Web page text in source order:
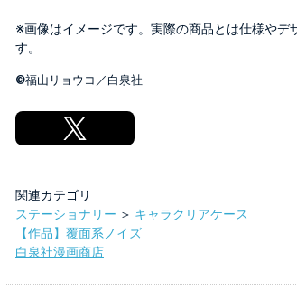
※画像はイメージです。実際の商品とは仕様やデ
す。
©福山リョウコ／白泉社
関連カテゴリ
ステーショナリー ＞ キャラクリアケース
【作品】覆面系ノイズ
白泉社漫画商店